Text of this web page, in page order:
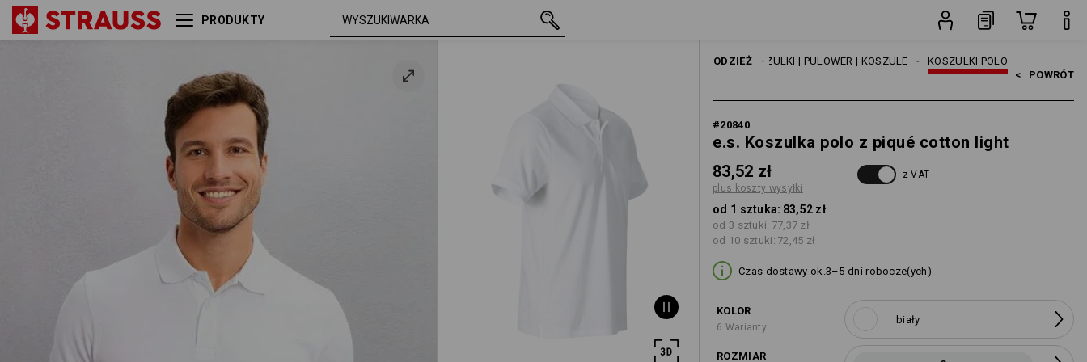
PRODUKTY
ODZIEŻ KOSZULKI POLO
KOSZULKI | PULOWER | KOSZULE
MĘŻCZYŹNI
< POWRÓT
#20840
e.s. Koszulka polo z piqué cotton light
83,52 zł
plus koszty wysyłki
z VAT
od 1 sztuka: 83,52 zł
od 3 sztuki: 77,37 zł
od 10 sztuki: 72,45 zł
Czas dostawy ok.3–5 dni robocze(ych)
KOLOR
6 Warianty
biały
ROZMIAR
e.s. Koszulka polo z piqué
biały S 83,52 zł